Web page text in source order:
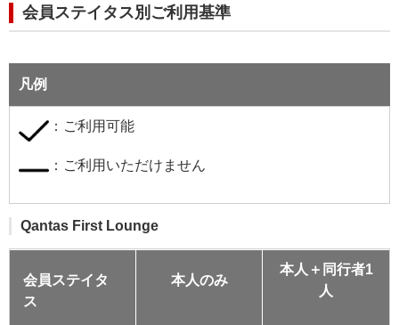
会員ステイタス別ご利用基準
凡例
：ご利用可能
：ご利用いただけません
Qantas First Lounge
会員ステイタ
ス
本人のみ
本人＋同行者1
人